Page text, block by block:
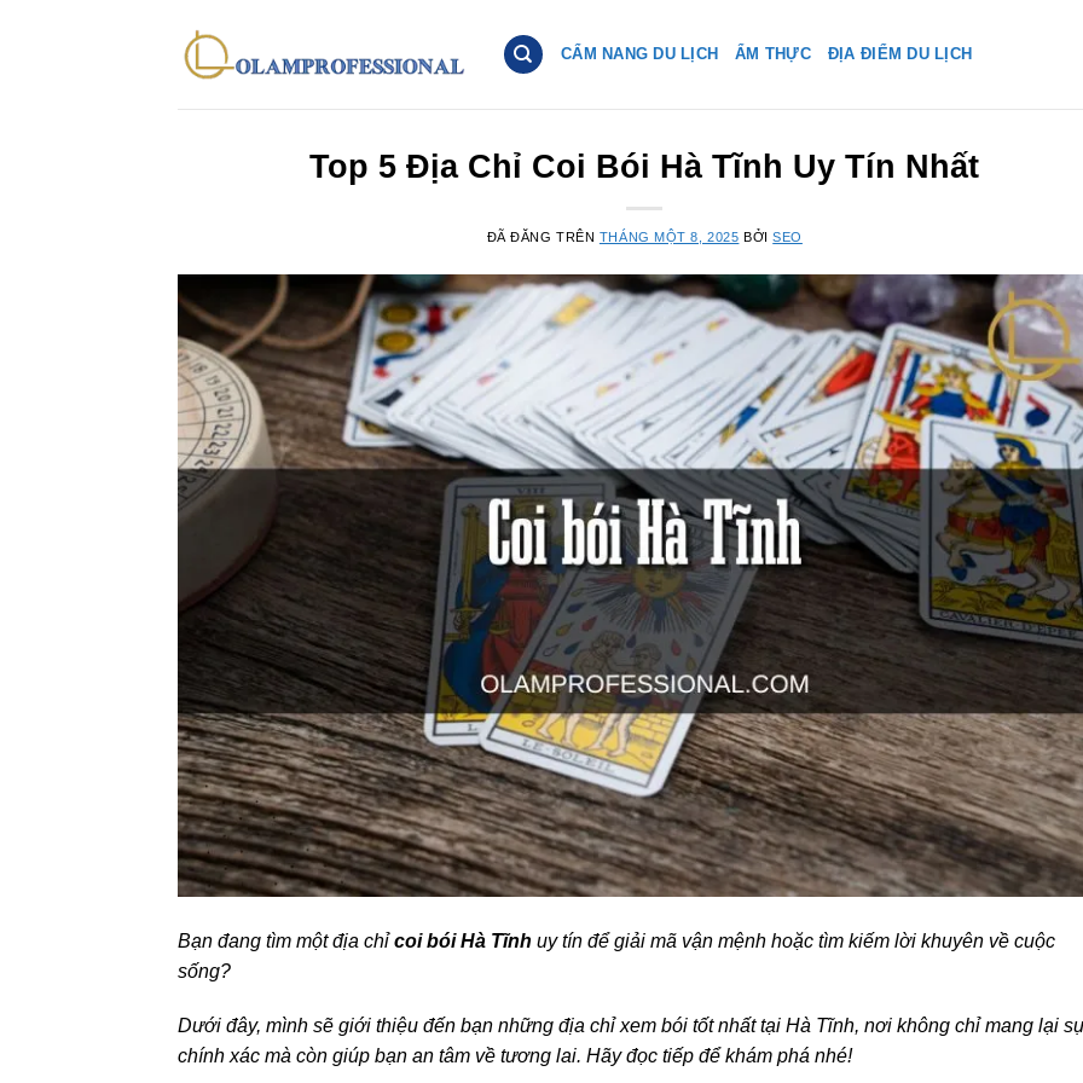
CẨM NANG DU LỊCH ẨM THỰC ĐỊA ĐIỂM DU LỊCH
Top 5 Địa Chỉ Coi Bói Hà Tĩnh Uy Tín Nhất
ĐÃ ĐĂNG TRÊN THÁNG MỘT 8, 2025 BỞISEO
Bạn đang tìm một địa chỉcoi bói Hà Tĩnh uy tín để giải mã vận mệnh hoặc tìm kiếm lời khuyên về cuộc
sống?
Dưới đây, mình sẽ giới thiệu đến bạn những địa chỉ xem bói tốt nhất tại Hà Tĩnh, nơi không chỉ mang lại
chính xác mà còn giúp bạn an tâm về tương lai. Hãy đọc tiếp để khám phá nhé!